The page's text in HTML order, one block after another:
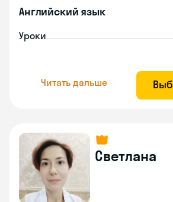
Английский язык
Уроки
Читать дальше
Светлана